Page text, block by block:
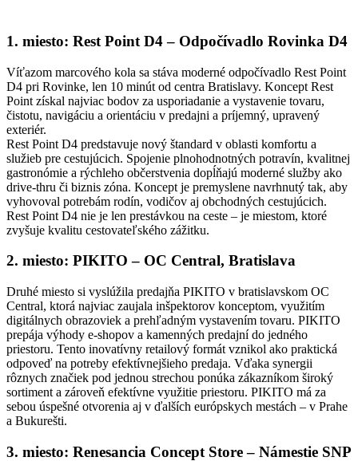
1. miesto: Rest Point D4 – Odpočívadlo Rovinka D4
Víťazom marcového kola sa stáva moderné odpočívadlo Rest Point
D4 pri Rovinke, len 10 minút od centra Bratislavy. Koncept Rest
Point získal najviac bodov za usporiadanie a vystavenie tovaru,
čistotu, navigáciu a orientáciu v predajni a príjemný, upravený
exteriér.
Rest Point D4 predstavuje nový štandard v oblasti komfortu a
služieb pre cestujúcich. Spojenie plnohodnotných potravín, kvalitnej
gastronómie a rýchleho občerstvenia dopĺňajú moderné služby ako
drive-thru či biznis zóna. Koncept je premyslene navrhnutý tak, aby
vyhovoval potrebám rodín, vodičov aj obchodných cestujúcich.
Rest Point D4 nie je len prestávkou na ceste – je miestom, ktoré
zvyšuje kvalitu cestovateľského zážitku.
2. miesto: PIKITO – OC Central, Bratislava
Druhé miesto si vyslúžila predajňa PIKITO v bratislavskom OC
Central, ktorá najviac zaujala inšpektorov konceptom, využitím
digitálnych obrazoviek a prehľadným vystavením tovaru. PIKITO
prepája výhody e-shopov a kamenných predajní do jedného
priestoru. Tento inovatívny retailový formát vznikol ako praktická
odpoveď na potreby efektívnejšieho predaja. Vďaka synergii
rôznych značiek pod jednou strechou ponúka zákazníkom široký
sortiment a zároveň efektívne využitie priestoru. PIKITO má za
sebou úspešné otvorenia aj v ďalších európskych mestách – v Prahe
a Bukurešti.
3. miesto: Renesancia Concept Store – Námestie SNP